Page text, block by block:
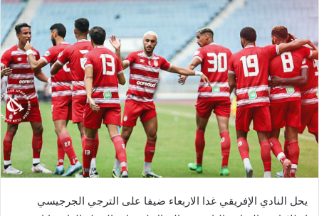
يحل النادي الإفريقي غدا الاربعاء ضيفا على الترجي الجرجيسي